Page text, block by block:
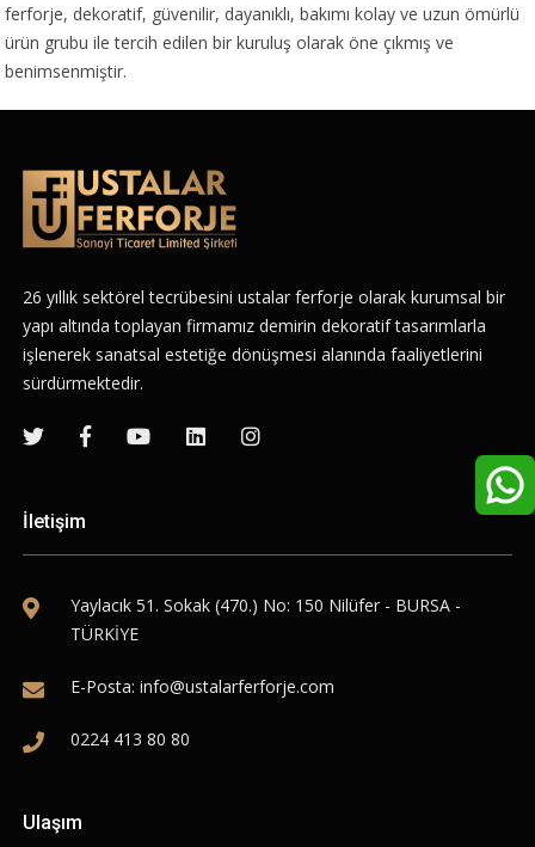
ferforje, dekoratif, güvenilir, dayanıklı, bakımı kolay ve uzun ömürlü
ürün grubu ile tercih edilen bir kuruluş olarak öne çıkmış ve
benimsenmiştir.
26 yıllık sektörel tecrübesini ustalar ferforje olarak kurumsal bir
yapı altında toplayan firmamız demirin dekoratif tasarımlarla
işlenerek sanatsal estetiğe dönüşmesi alanında faaliyetlerini
sürdürmektedir.
İletişim
Yaylacık 51. Sokak (470.) No: 150 Nilüfer - BURSA -
TÜRKİYE
E-Posta: info@ustalarferforje.com
0224 413 80 80
Ulaşım